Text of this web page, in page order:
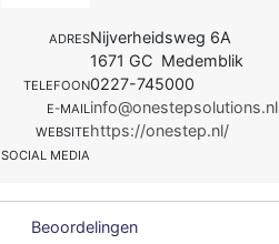
ADRESNijverheidsweg 6A
1671 GC Medemblik
TELEFOON0227-745000
E-MAILinfo@onestepsolutions.nl
WEBSITEhttps://onestep.nl/
SOCIAL MEDIA
Beoordelingen